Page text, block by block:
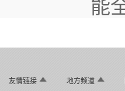
能
友情链接 地方频道